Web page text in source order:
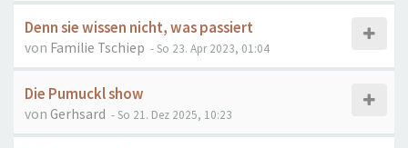
Denn sie wissen nicht, was passiert
von Familie Tschiep - So 23. Apr 2023, 01:04
Die Pumuckl show
von Gerhsard - So 21. Dez 2025, 10:23